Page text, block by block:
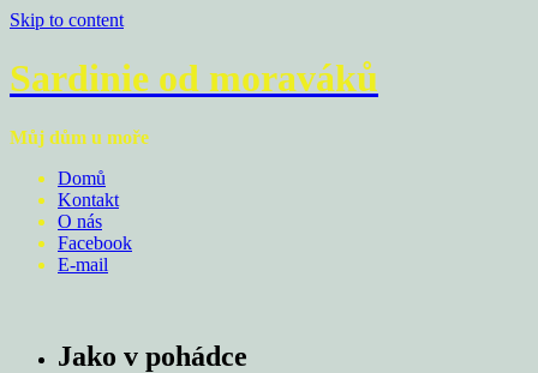
Skip to content
Sardinie od moraváků
Můj dům u moře
Domů
Kontakt
O nás
Facebook
E-mail
Jako v pohádce